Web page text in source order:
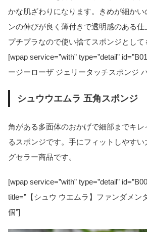
かな肌ざわりになります。きめが細かい
ンの伸びが良く薄付きで透明感のある仕
プチプラなので使い捨てスポンジとして
[wpap service=”with” type=”detail”
ージーローザ ジェリータッチスポンジ
シュウウエムラ 五角スポンジ
角がある多面体のおかげで細部までキレ
るスポンジです。手にフィットしやす
グセラー商品です。
[wpap service=”with” type=”detail”
title=”【シュウ ウエムラ】ファンダメン
個”]